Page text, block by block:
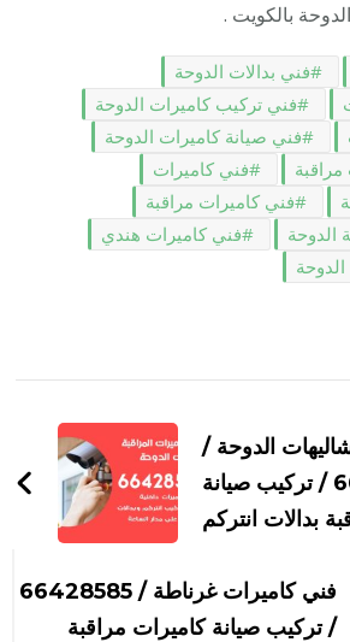
بالكويت .
فني بدالات الدوحة
فني تركيب كاميرات الدوحة
فني صيانة كاميرات الدوحة
فني كاميرات
فني كاميرات مراقبة
الدوحة
فني كاميرات هندي
الدوحة /
66428585 / تركيب صيانة
بدالات انتركم
فني كاميرات غرناطة / 66428585
/ تركيب صيانة كاميرات مراقبة